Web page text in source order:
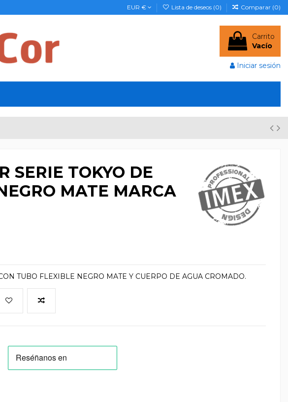
EUR € Lista de deseos (0) Comparar (0)
Carrito
Vacío
Iniciar sesión
SERIE TOKYO DE
MATE MARCA
TUBO FLEXIBLE NEGRO MATE Y CUERPO DE AGUA CROMADO.